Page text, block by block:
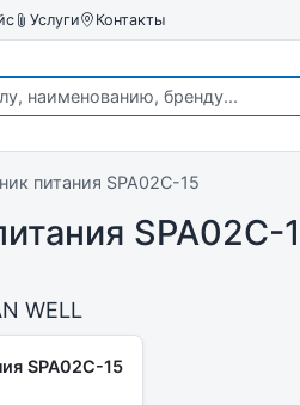
Услуги Контакты
питания SPA02C-15
SPA02C-
WELL
SPA02C-15